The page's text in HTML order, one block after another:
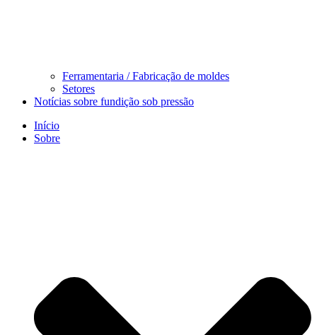
Ferramentaria / Fabricação de moldes
Setores
Notícias sobre fundição sob pressão
Início
Sobre